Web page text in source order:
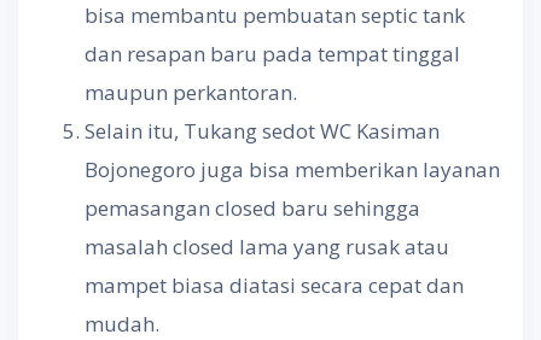
bisa membantu pembuatan septic tank
dan resapan baru pada tempat tinggal
maupun perkantoran.
Selain itu, Tukang sedot WC Kasiman
Bojonegoro juga bisa memberikan layanan
pemasangan closed baru sehingga
masalah closed lama yang rusak atau
mampet biasa diatasi secara cepat dan
mudah.